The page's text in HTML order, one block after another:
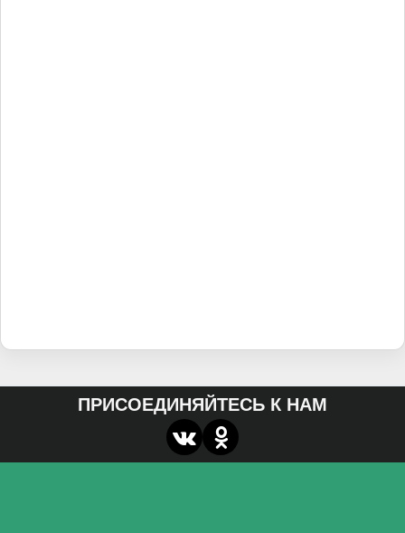
ПРИСОЕДИНЯЙТЕСЬ К НАМ